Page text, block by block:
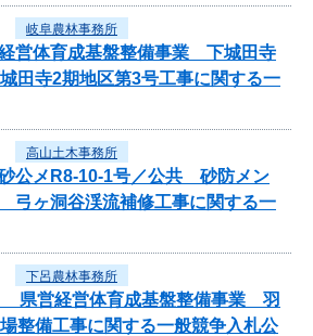
岐阜農林事務所
経営体育成基盤整備事業 下城田寺
田寺2期地区第3号工事に関する一
高山土木事務所
砂公メR8-10-1号／公共 砂防メン
弓ヶ洞谷渓流補修工事に関する一
下呂農林事務所
県営経営体育成基盤整備事業 羽
整備工事に関する一般競争入札公